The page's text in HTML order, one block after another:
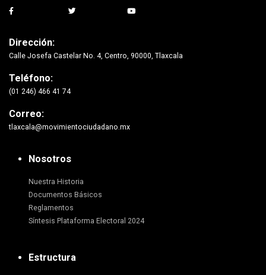
Dirección:
Calle Josefa Castelar No. 4, Centro, 90000, Tlaxcala
Teléfono:
(01 246) 466 41 74
Correo:
tlaxcala@movimientociudadano.mx
Nosotros
Nuestra Historia
Documentos Básicos
Reglamentos
Síntesis Plataforma Electoral 2024
Estructura